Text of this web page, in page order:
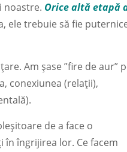
noastre. Orice altă etapă
ele trebuie să fie
Am șase ”fire de aur”
conexiunea (relații),
de a face o
îngrijirea lor. Ce facem